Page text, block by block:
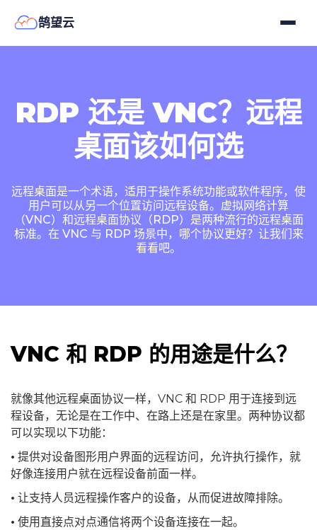
鹄望云
RDP 还是 VNC？远程
桌面该如何选
远程桌面是一个术语，适用于操作系统功能或软件程序，使
用户可以从另一个位置访问远程设备。虚拟网络计算
（VNC）和远程桌面协议（RDP）是两种流行的远程桌面
标准。在 VNC 与 RDP 场景中，哪个协议更好？让我们来
看看吧。
VNC 和 RDP 的用途是什么？
就像其他远程桌面协议一样，VNC 和 RDP 用于连接到远
程设备，无论是在工作中、在路上还是在家里。两种协议都
可以实现以下功能：
• 提供对设备图形用户界面的远程访问，允许执行操作，就
好像连接用户就在远程设备前面一样。
• 让支持人员远程操作客户的设备，从而促进故障排除。
• 使用直接点对点通信将两个设备连接在一起。